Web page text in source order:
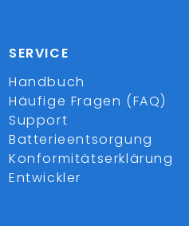
SERVICE
Handbuch
Häufige Fragen (FAQ)
Support
Batterieentsorgung
Konformitätserklärung
Entwickler